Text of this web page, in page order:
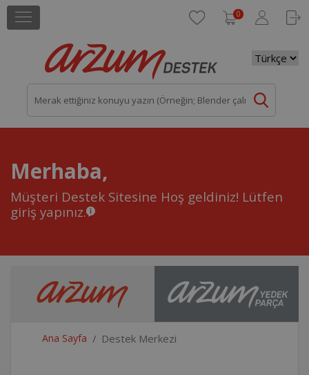
0
Merhaba,
Müşteri Destek Sitesine Hoş geldiniz! Lütfen
giriş yapınız.
Ana Sayfa Destek Merkezi